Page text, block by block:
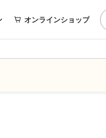
オンラインショップ